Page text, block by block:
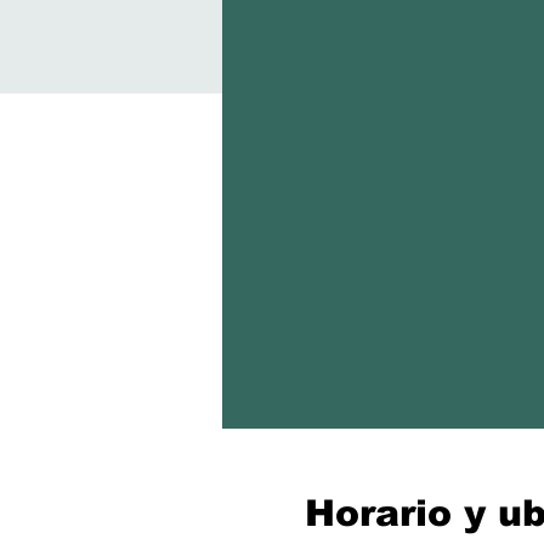
Horario y